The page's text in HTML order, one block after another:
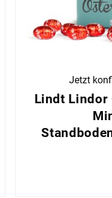
Jetzt
Lindt Lindor